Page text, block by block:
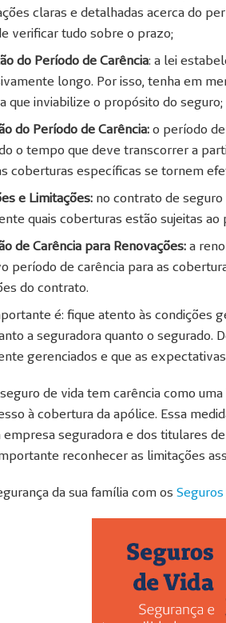
claras e detalhadas acerca do
verificar tudo sobre o prazo;
do Período de Carência: a lei
longo. Por isso, tenha em
que inviabilize o propósito do seguro;
do Período de Carência: o período
o tempo que deve transcorrer a
coberturas específicas se tornem
e Limitações: no contrato de
quais coberturas estão sujeitas
de Carência para Renovações: a
período de carência para as
do contrato.
é: fique atento às condições
a seguradora quanto o segurado.
gerenciados e que as
de vida tem carência como
à cobertura da apólice. Essa
empresa seguradora e dos titulares
reconhecer as limitações
da sua família com os